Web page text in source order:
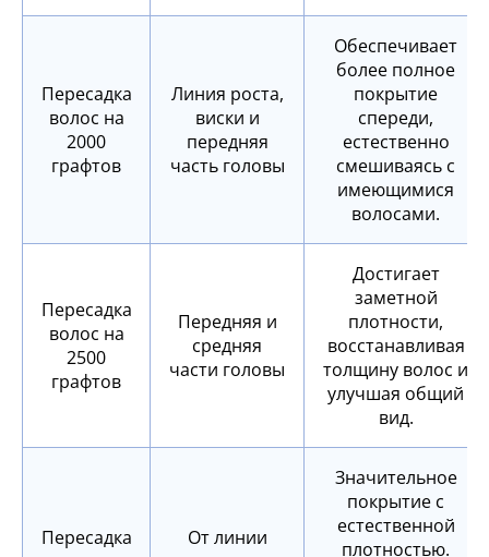
Пересадка
волос на
2000
графтов
Линия роста,
виски и
передняя
часть головы
Обеспечивает
более полное
покрытие
спереди,
естественно
смешиваясь с
имеющимися
волосами.
Пересадка
волос на
2500
графтов
Передняя и
средняя
части головы
Достигает
заметной
плотности,
восстанавливая
толщину волос и
улучшая общий
вид.
Пересадка
От линии
Значительное
покрытие с
естественной
плотностью.